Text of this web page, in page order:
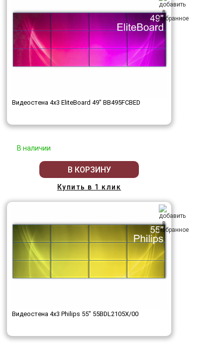
Видеостена 4x3 EliteBoard 49" BB495FCBED
В наличии
В КОРЗИНУ
Купить в 1 клик
Видеостена 4x3 Philips 55" 55BDL2105X/00